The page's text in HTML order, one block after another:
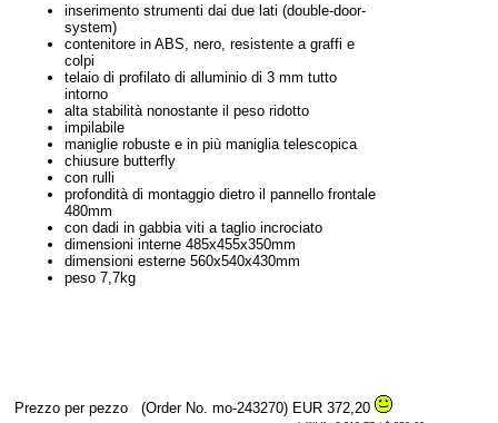
inserimento strumenti dai due lati (double-door-
system)
contenitore in ABS, nero, resistente a graffi e
colpi
telaio di profilato di alluminio di 3 mm tutto
intorno
alta stabilità nonostante il peso ridotto
impilabile
maniglie robuste e in più maniglia telescopica
chiusure butterfly
con rulli
profondità di montaggio dietro il pannello frontale
480mm
con dadi in gabbia viti a taglio incrociato
dimensioni interne 485x455x350mm
dimensioni esterne 560x540x430mm
peso 7,7kg
Prezzo per pezzo (Order No. mo-243270) EUR 372,20